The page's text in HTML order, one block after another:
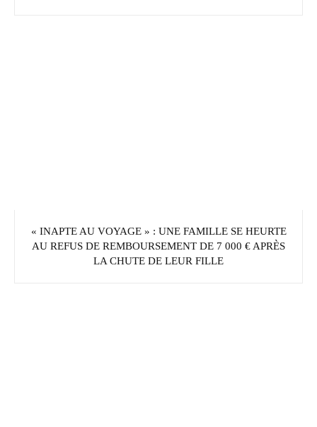
« INAPTE AU VOYAGE » : UNE FAMILLE SE HEURTE
AU REFUS DE REMBOURSEMENT DE 7 000 € APRÈS
LA CHUTE DE LEUR FILLE